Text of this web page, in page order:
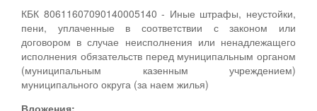
КБК 80611607090140005140 - Иные штрафы, неустойки,
пени, уплаченные в соответствии с законом или
договором в случае неисполнения или ненадлежащего
исполнения обязательств перед муниципальным органом
(муниципальным казенным учреждением)
муниципального округа (за наем жилья)
Вложения: